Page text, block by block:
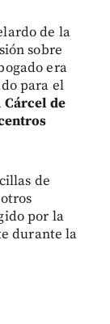
de la
sobre
era
para el
Cárcel de
de
por la
durante la